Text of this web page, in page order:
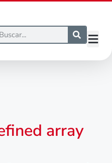
array